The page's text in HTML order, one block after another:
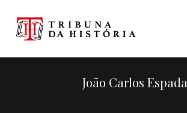
João Carlos Espada